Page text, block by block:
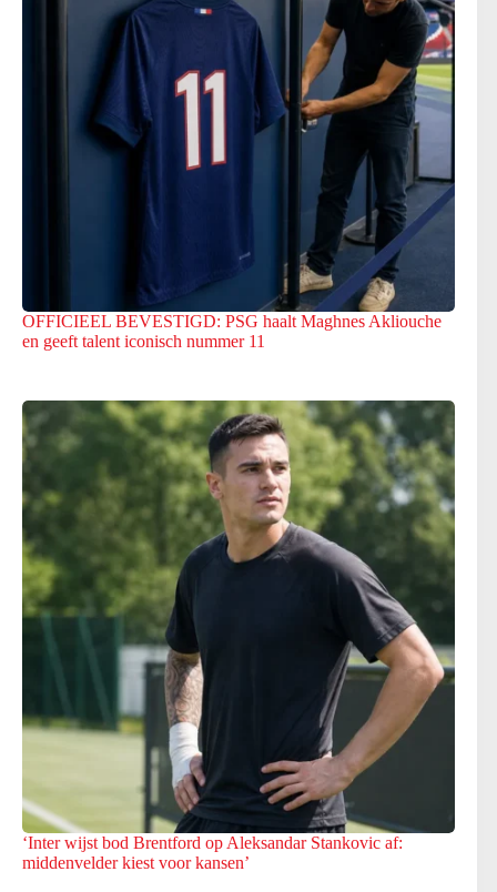
OFFICIEEL BEVESTIGD: PSG haalt Maghnes Akliouche
en geeft talent iconisch nummer 11
‘Inter wijst bod Brentford op Aleksandar Stankovic af:
middenvelder kiest voor kansen’